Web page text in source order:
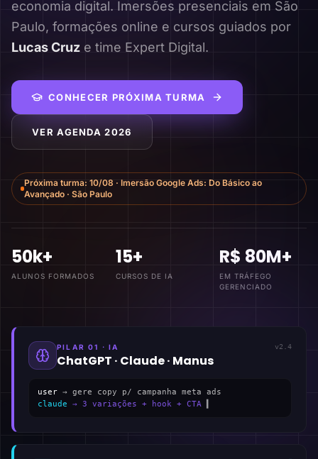
economia digital. Imersões presenciais em São
Paulo, formações online e cursos guiados por
Lucas Cruz e time Expert Digital.
CONHECER PRÓXIMA TURMA
VER AGENDA 2026
Próxima turma: 10/08 · Imersão Google Ads: Do Básico ao
Avançado · São Paulo
50k+
ALUNOS FORMADOS
15+
CURSOS DE IA
R$ 80M+
EM TRÁFEGO
GERENCIADO
PILAR 01 · IA
ChatGPT · Claude · Manus
v2.4
user → gere copy p/ campanha meta ads
claude → 3 variações + hook + CTA